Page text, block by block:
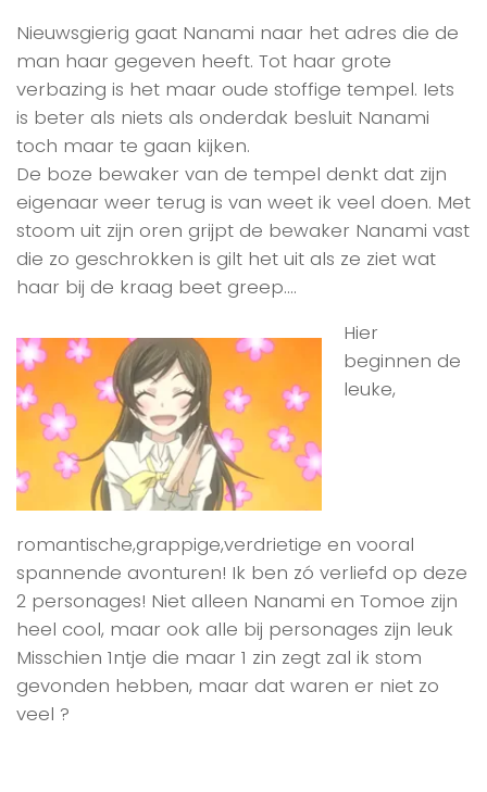
Nieuwsgierig gaat Nanami naar het adres die de
man haar gegeven heeft. Tot haar grote
verbazing is het maar oude stoffige tempel. Iets
is beter als niets als onderdak besluit Nanami
toch maar te gaan kijken.
De boze bewaker van de tempel denkt dat zijn
eigenaar weer terug is van weet ik veel doen. Met
stoom uit zijn oren grijpt de bewaker Nanami vast
die zo geschrokken is gilt het uit als ze ziet wat
haar bij de kraag beet greep….
Hier
beginnen de
leuke,
romantische,grappige,verdrietige en vooral
spannende avonturen! Ik ben zó verliefd op deze
2 personages! Niet alleen Nanami en Tomoe zijn
heel cool, maar ook alle bij personages zijn leuk
Misschien 1ntje die maar 1 zin zegt zal ik stom
gevonden hebben, maar dat waren er niet zo
veel ?